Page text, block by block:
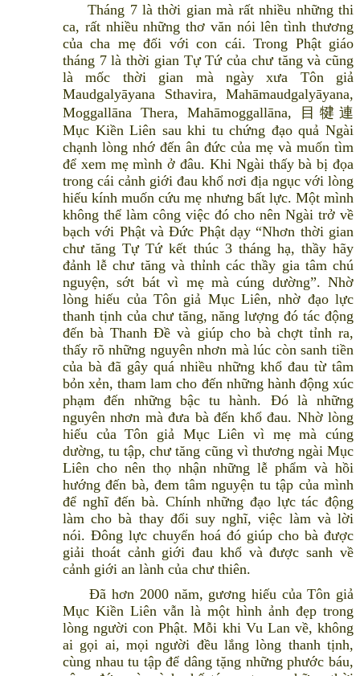
Tháng 7 là thời gian mà rất nhiều những thi
ca, rất nhiều những thơ văn nói lên tình thương
của cha mẹ đối với con cái. Trong Phật giáo
tháng 7 là thời gian Tự Tứ của chư tăng và cũng
là mốc thời gian mà ngày xưa Tôn giả
Maudgalyāyana Sthavira, Mahāmaudgalyāyana,
Moggallāna Thera, Mahāmoggallāna, 目犍連
Mục Kiền Liên sau khi tu chứng đạo quả Ngài
chạnh lòng nhớ đến ân đức của mẹ và muốn tìm
để xem mẹ mình ở đâu. Khi Ngài thấy bà bị đọa
trong cái cảnh giới đau khổ nơi địa ngục với lòng
hiếu kính muốn cứu mẹ nhưng bất lực. Một mình
không thể làm công việc đó cho nên Ngài trở về
bạch với Phật và Đức Phật dạy “Nhơn thời gian
chư tăng Tự Tứ kết thúc 3 tháng hạ, thầy hãy
đảnh lễ chư tăng và thỉnh các thầy gia tâm chú
nguyện, sớt bát vì mẹ mà cúng dường”. Nhờ
lòng hiếu của Tôn giả Mục Liên, nhờ đạo lực
thanh tịnh của chư tăng, năng lượng đó tác động
đến bà Thanh Đề và giúp cho bà chợt tỉnh ra,
thấy rõ những nguyên nhơn mà lúc còn sanh tiền
của bà đã gây quá nhiều những khổ đau từ tâm
bỏn xẻn, tham lam cho đến những hành động xúc
phạm đến những bậc tu hành. Đó là những
nguyên nhơn mà đưa bà đến khổ đau. Nhờ lòng
hiếu của Tôn giả Mục Liên vì mẹ mà cúng
dường, tu tập, chư tăng cũng vì thương ngài Mục
Liên cho nên thọ nhận những lễ phẩm và hồi
hướng đến bà, đem tâm nguyện tu tập của mình
để nghĩ đến bà. Chính những đạo lực tác động
làm cho bà thay đổi suy nghĩ, việc làm và lời
nói. Đông lực chuyển hoá đó giúp cho bà được
giải thoát cảnh giới đau khổ và được sanh về
cảnh giới an lành của chư thiên.
Đã hơn 2000 năm, gương hiếu của Tôn giả
Mục Kiền Liên vẫn là một hình ảnh đẹp trong
lòng người con Phật. Mỗi khi Vu Lan về, không
ai gọi ai, mọi người đều lắng lòng thanh tịnh,
cùng nhau tu tập để dâng tặng những phước báu,